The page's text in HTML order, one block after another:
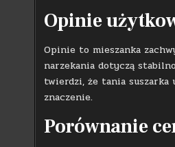
Opinie
Opinie to mieszanka
narzekania dotyczą
twierdzi, że tania suszarka
znaczenie.
Porównanie